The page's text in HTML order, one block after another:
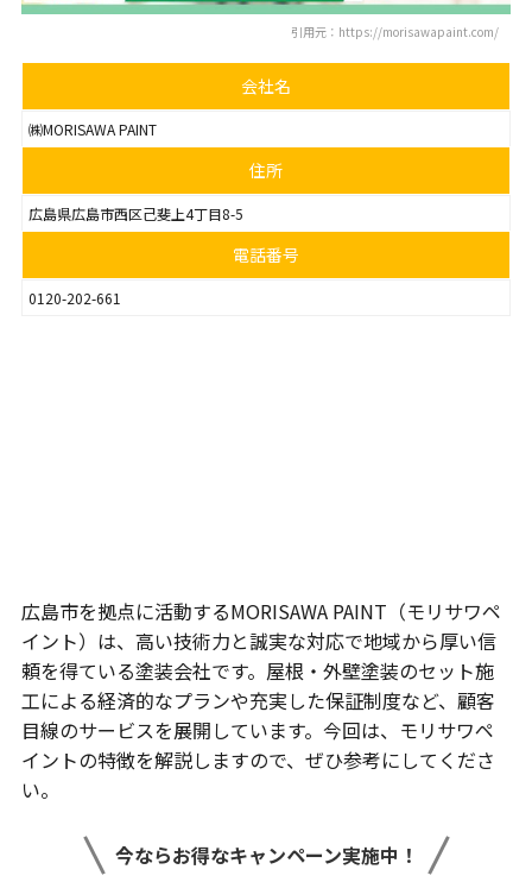
引用元：https://morisawapaint.com/
会社名
㈱MORISAWA PAINT
住所
広島県広島市西区己斐上4丁目8-5
電話番号
0120-202-661
広島市を拠点に活動するMORISAWA PAINT（モリサワペ
イント）は、高い技術力と誠実な対応で地域から厚い信
頼を得ている塗装会社です。屋根・外壁塗装のセット施
工による経済的なプランや充実した保証制度など、顧客
目線のサービスを展開しています。今回は、モリサワペ
イントの特徴を解説しますので、ぜひ参考にしてくださ
い。
今ならお得なキャンペーン実施中！